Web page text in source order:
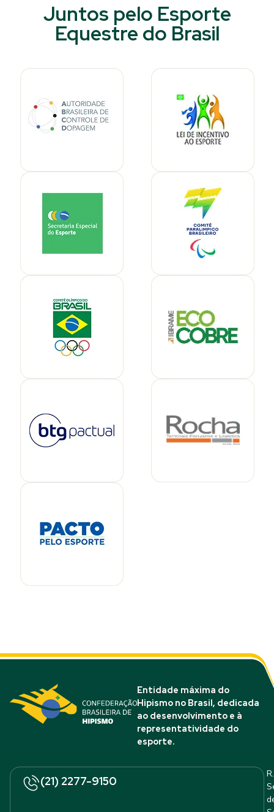
Juntos pelo Esporte
Equestre do Brasil​
Entidade máxima do
Hipismo no Brasil, dedicada
ao desenvolvimento e à
representatividade do
esporte.
(21) 2277-9150
R.